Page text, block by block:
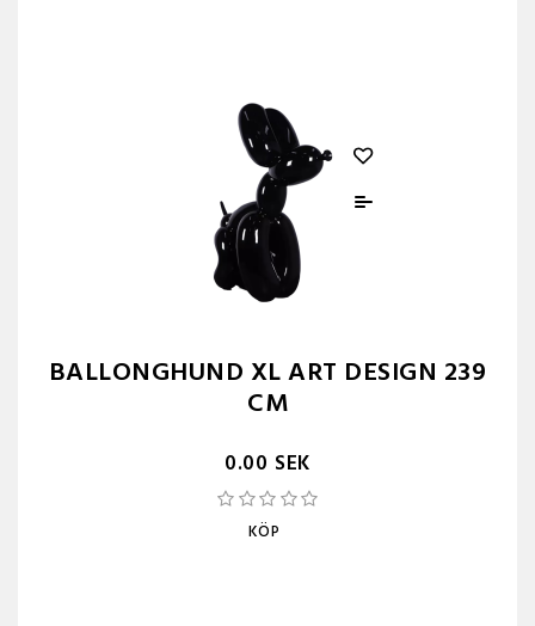
BALLONGHUND XL ART DESIGN 239
CM
0.00 SEK
KÖP